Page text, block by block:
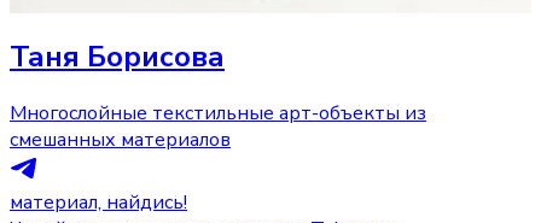
Таня Борисова
Многослойные текстильные арт-объекты из
смешанных материалов
материал, найдись!